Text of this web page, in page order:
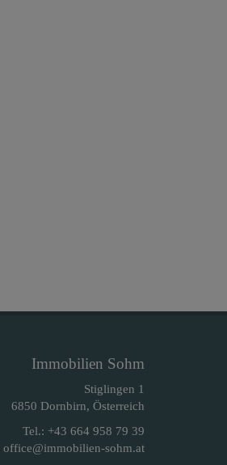
Immobilien Sohm
Stiglingen 1
6850 Dornbirn, Österreich
Tel.: +43 664 958 79 39
office@immobilien-sohm.at